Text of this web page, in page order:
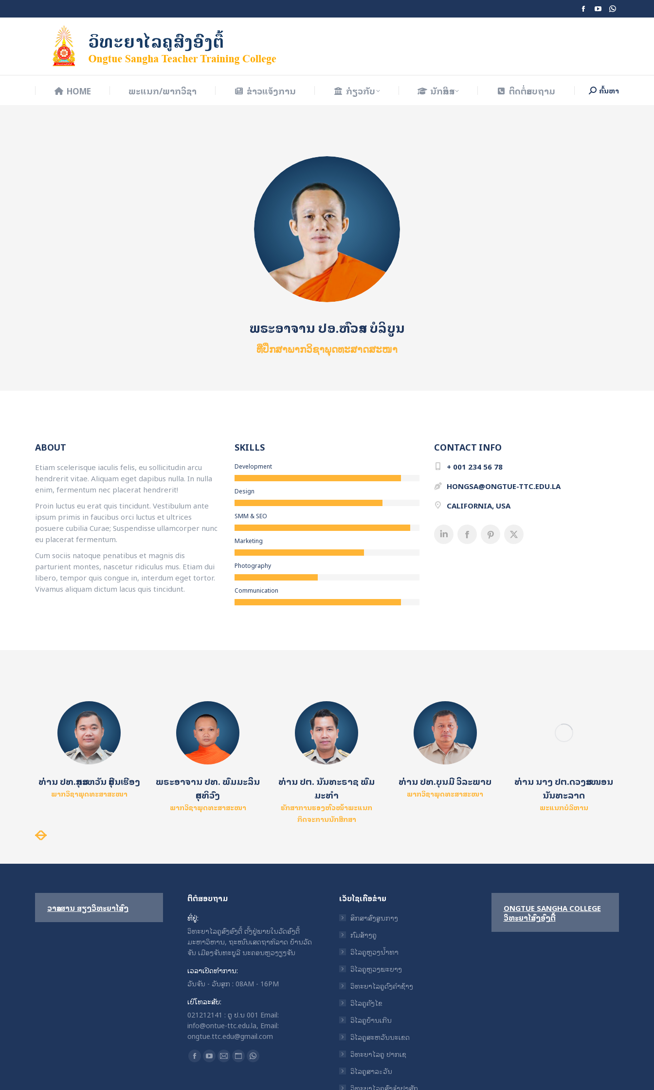
Facebook
window
YouTube
window
Whatsapp
window
HOME ພະແນກ/ພາກວິຊາ ຂ່າວແຈ້ງການ ກ່ຽວກັບ ນັກສຶກສາ ຕິດຕໍ່ສອບຖາມ Search:
ຄົ້ນຫາ
ພຣະອາຈານ ປອ.ຫົວສາ ບໍລິບູນ
ທີ່ປຶກສາພາກວິຊາພຸດທະສາດສະໜາ
ABOUT
Etiam scelerisque iaculis felis, eu sollicitudin arcu
hendrerit vitae. Aliquam eget dapibus nulla. In nulla
enim, fermentum nec placerat hendrerit!
Proin luctus eu erat quis tincidunt. Vestibulum ante
ipsum primis in faucibus orci luctus et ultrices
posuere cubilia Curae; Suspendisse ullamcorper nunc
eu placerat fermentum.
Cum sociis natoque penatibus et magnis dis
parturient montes, nascetur ridiculus mus. Etiam dui
libero, tempor quis congue in, interdum eget tortor.
Vivamus aliquam dictum lacus quis tincidunt.
SKILLS
Development
Design
SMM & SEO
Marketing
Photography
Communication
CONTACT INFO
+ 001 234 56 78
HONGSA@ONGTUE-TTC.EDU.LA
CALIFORNIA, USA
ທ່ານ ປທ.ສຸກສະຫວັນ ສີບຸນເຮືອງ
ພາກວິຊາພຸດທະສາສະໜາ
ພຣະອາຈານ ປທ. ພົມມະລິນ
ສຸດທິວົງ
ພາກວິຊາພຸດທະສາສະໜາ
ທ່ານ ປຕ. ນັນທະຣາຊ ພົມ
ມະທຳ
ຮັກສາການຮອງຫົວໜ້າພະແນກ
ກິດຈະການນັກສຶກສາ
ທ່ານ ປທ.ບຸນມີ ວິລະພາບ
ພາກວິຊາພຸດທະສາສະໜາ
ທ່ານ ນາງ ປຕ.ດວງສະໝອນ
ນັນທະລາດ
ພະແນກບໍລິຫານ
ວາລະສານ ສຽງວິທະຍາໄລສົງ
ຕິຕໍສອບຖາມ
ທີ່ຢູ່:
ວິທະຍາໄລຄູສົງອົງຕື້ ຕັ້ງຢູ່ພາຍໃນວັດອົງຕື້
ມະຫາວິຫານ, ຖະໜົນເສດຖາທິລາດ ບ້ານວັດ
ຈັນ ເມືອງຈັນທະບູລີ ນະຄອນຫຼວງຽງຈັນ
ເວລາເປີດທໍາການ:
ວັນຈັນ - ວັນສຸກ : 08AM - 16PM
ເບີໂທລະສັບ:
021212141 : ຕູ ປ.ນ 001 Email:
info@ontue-ttc.edu.la, Email:
ongtue.ttc.edu@gmail.com
Find us on:
Facebook
YouTube
MailWebsiteWhatsapp
ເວັບໄຊເຄືອຂ່າຍ
ສຶກສາສົງສູນກາງ
ກົມສ້າງຄູ
ວິໄລຄູຫຼວງນ້ຳທາ
ວິໄລຄູຫຼວງພະບາງ
ວິທະຍາໄລຄູດົງຄໍາຊ້າງ
ວິໄລຄູຄັງໄຂ
ວິໄລຄູບ້ານເກີນ
ວິໄລຄູສະຫວັນນະເຂດ
ວິທະຍາໄລຄູ ປາກເຊ
ວິໄລຄູສາລะວັນ
ONGTUE SANGHA COLLEGE
ວິທະຍາໄລສົງອົງຕື້
HOME ພະແນກ/ພາກວິຊາ ຂ່າວແຈ້ງການ ກ່ຽວກັບ ນັກສຶກສາ ຕິດຕໍ່ສອບຖາມ Search:
ຄົ້ນຫາ